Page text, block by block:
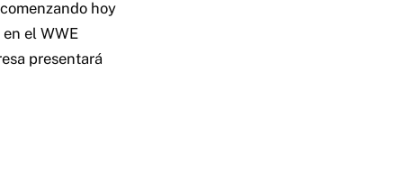
hoy
el WWE
presentará